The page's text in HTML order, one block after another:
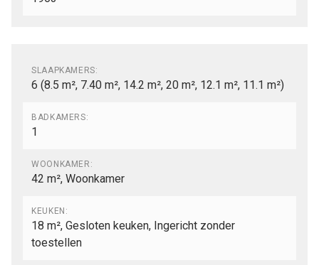
Indeling
SLAAPKAMERS:
6 (8.5 m², 7.40 m², 14.2 m², 20 m², 12.1 m², 11.1 m²)
BADKAMERS:
1
WOONKAMER:
42 m², Woonkamer
KEUKEN:
18 m², Gesloten keuken, Ingericht zonder
toestellen